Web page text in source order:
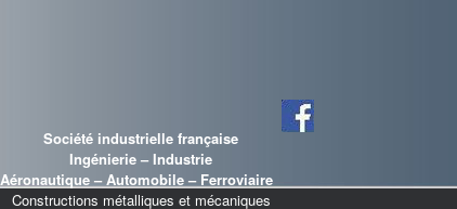
Société industrielle française
Ingénierie – Industrie
Aéronautique – Automobile – Ferroviaire
Constructions métalliques et mécaniques